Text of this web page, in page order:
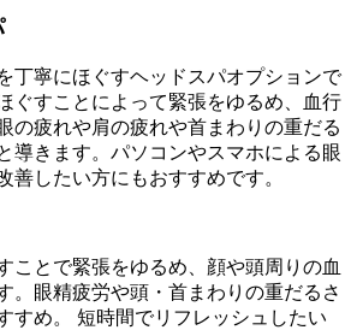
丁寧にほぐすヘッドスパオプションで
ぐすことによって緊張をゆるめ、血行
の疲れや肩の疲れや首まわりの重だる
導きます。パソコンやスマホによる眼
善したい方にもおすすめです。
ことで緊張をゆるめ、顔や頭周りの血
。眼精疲労や頭・首まわりの重だるさ
すめ。 短時間でリフレッシュしたい